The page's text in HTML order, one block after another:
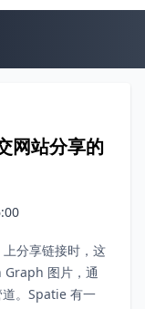
网站分享的
分享链接时，这
Graph 图片，通
。Spatie 有一